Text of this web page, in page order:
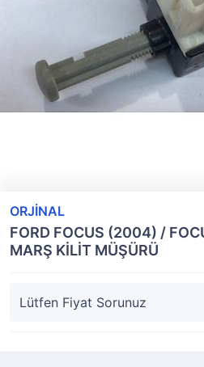
ORJİNAL
FORD FOCUS (2004) /
MARŞ KİLİT MÜŞÜRÜ
Lütfen Fiyat Sorunuz